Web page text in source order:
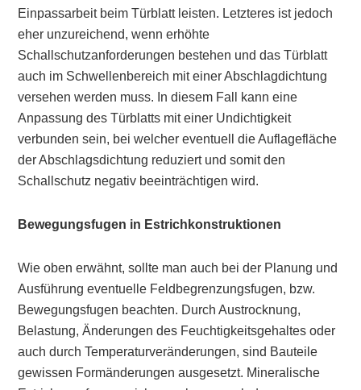
Einpassarbeit beim Türblatt leisten. Letzteres ist jedoch
eher unzureichend, wenn erhöhte
Schallschutzanforderungen bestehen und das Türblatt
auch im Schwellenbereich mit einer Abschlagdichtung
versehen werden muss. In diesem Fall kann eine
Anpassung des Türblatts mit einer Undichtigkeit
verbunden sein, bei welcher eventuell die Auflagefläche
der Abschlagsdichtung reduziert und somit den
Schallschutz negativ beeinträchtigen wird.
Bewegungsfugen in Estrichkonstruktionen
Wie oben erwähnt, sollte man auch bei der Planung und
Ausführung eventuelle Feldbegrenzungsfugen, bzw.
Bewegungsfugen beachten. Durch Austrocknung,
Belastung, Änderungen des Feuchtigkeitsgehaltes oder
auch durch Temperaturveränderungen, sind Bauteile
gewissen Formänderungen ausgesetzt. Mineralische